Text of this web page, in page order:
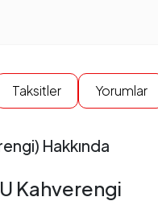
Taksitler Yorumlar
Hakkında
Kahverengi